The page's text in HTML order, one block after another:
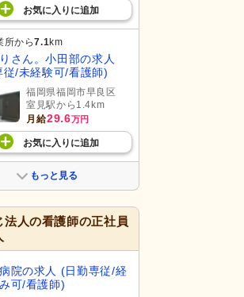
お気に入り に追加
所から7.1km
さん。小田部の求人
従/未経験可/看護師)
福岡県福岡市早良区
室見駅から1.4km
月給29.6万円
お気に入り に追加
もっと見る
法人の看護師の正社員
院の求人 (日勤専従/経
可/看護師)